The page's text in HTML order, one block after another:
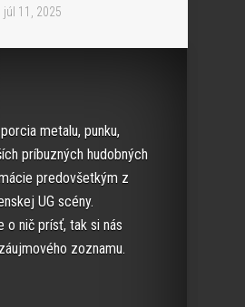
júl 11, 2025
metalu, punku,
príbuzných hudobných
predovšetkým z
UG scény.
o nič prísť, tak si nás
zoznamu.